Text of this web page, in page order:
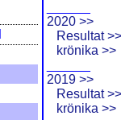
2020 >>
Resultat >>
krönika >>
2019 >>
Resultat >>
krönika >>